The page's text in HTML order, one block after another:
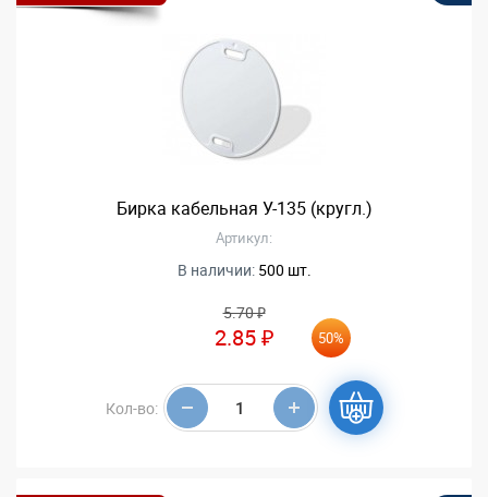
Бирка кабельная У-135 (кругл.)
Артикул:
В наличии: 500 шт.
5.70 ₽
2.85 ₽ 50%
Кол-во: